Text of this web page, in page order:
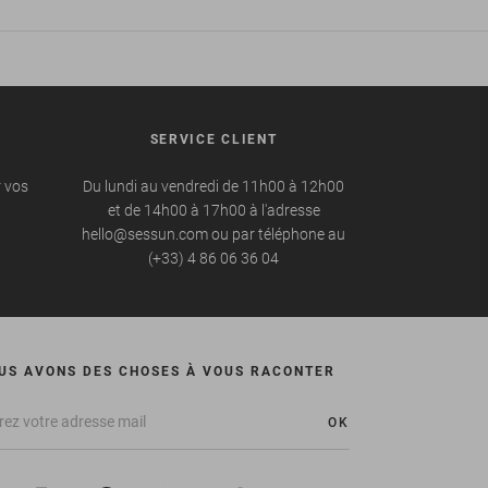
vos
SERVICE CLIENT
Du lundi au vendredi de 11h00 à 12h00
et de 14h00 à 17h00 à l'adresse
hello@sessun.com ou par téléphone au
(+33) 4 86 06 36 04
AVONS DES CHOSES À VOUS RACONTER
OK